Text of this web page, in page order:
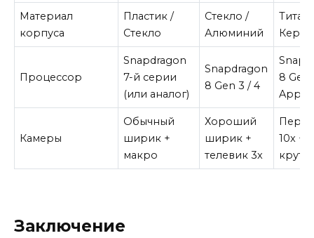
Материал
корпуса
Пластик /
Стекло
Стекло /
Алюминий
Титан
Процессор
Snapdragon
7-й серии
(или аналог)
Snapdragon
8 Gen 3 / 4
8 Gen
Apple
Камеры
Обычный
ширик +
макро
Хороший
ширик +
телевик 3x
10x +
Заключение